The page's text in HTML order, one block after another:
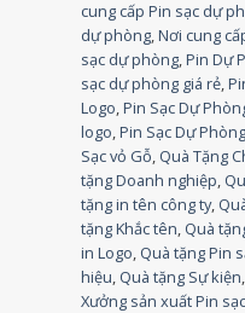
cung cấp Pin sạc dự
dự phòng,Nơi cung
sạc dự phòng,Pin Dự
sạc dự phòng giá rẻ,
Logo,Pin Sạc Dự
logo,Pin Sạc Dự
Sạc vỏ Gỗ, Quà Tặng
tặng Doanh nghiệp,
tặng in tên công ty,
tặng Khắc tên, Quà
in Logo, Quà tặng Pin
hiệu, Quà tặng Sự kiện,
Xưởng sản xuất Pin